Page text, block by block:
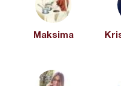
Maksima